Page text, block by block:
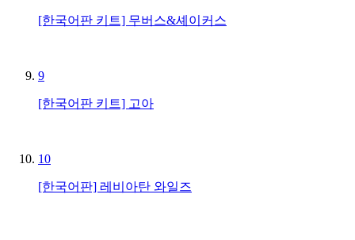
[한국어판 키트] 무버스&셰이커스
9
[한국어판 키트] 고아
10
[한국어판] 레비아탄 와일즈